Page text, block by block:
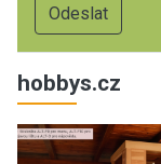
hobbys.cz